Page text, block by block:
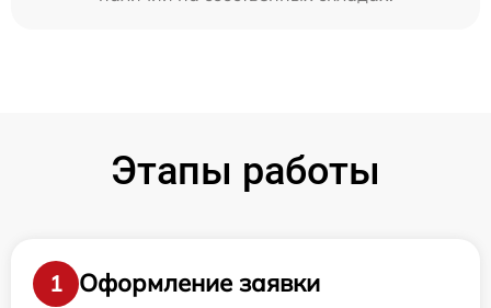
Этапы работы
1
Оформление заявки